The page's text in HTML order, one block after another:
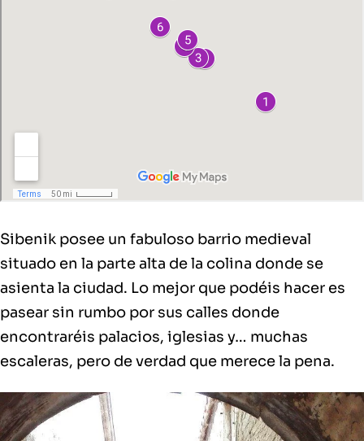
Sibenik posee un fabuloso barrio medieval
situado en la parte alta de la colina donde se
asienta la ciudad. Lo mejor que podéis hacer es
pasear sin rumbo por sus calles donde
encontraréis palacios, iglesias y… muchas
escaleras, pero de verdad que merece la pena.